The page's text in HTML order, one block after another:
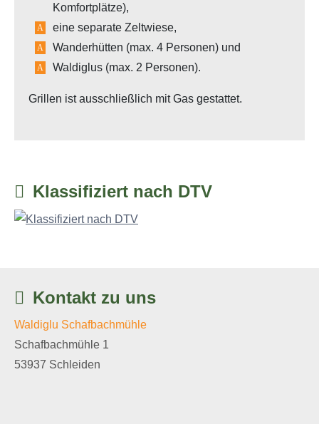
Komfortplätze),
eine separate Zeltwiese,
Wanderhütten (max. 4 Personen) und
Waldiglus (max. 2 Personen).
Grillen ist ausschließlich mit Gas gestattet.
Klassifiziert nach DTV
Kontakt zu uns
Waldiglu Schafbachmühle
Schafbachmühle 1
53937 Schleiden